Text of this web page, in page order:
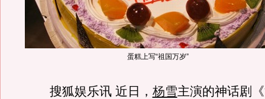
蛋糕上写“祖国万岁”
搜狐娱乐讯 近日， 杨雪主演的神话剧